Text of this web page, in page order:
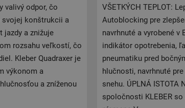
valivý odpor, čo
svojej konštrukcii a
jazdy a znižuje
rozsahu veľkostí, čo
Kleber Quadraxer je
výkonom a
a zníženou
VŠETKÝCH TEPLOT:
Autoblocking pre
navrhnuté a vyrobené v
indikátor opotrebenia,
pneumatiku pred
hlučnosti, navrhnuté
snehu. ÚPLNÁ
spoločnosti KLEBER